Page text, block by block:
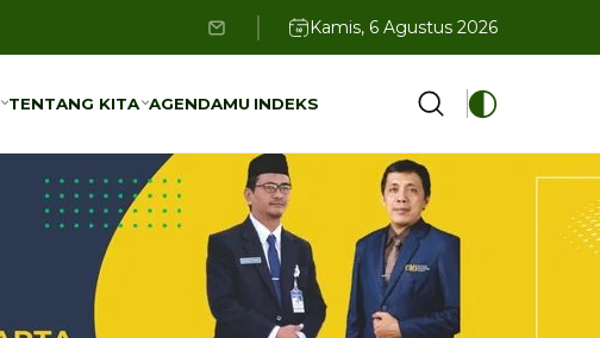
Kamis, 6 Agustus 2026
TENTANG KITA AGENDAMU INDEKS